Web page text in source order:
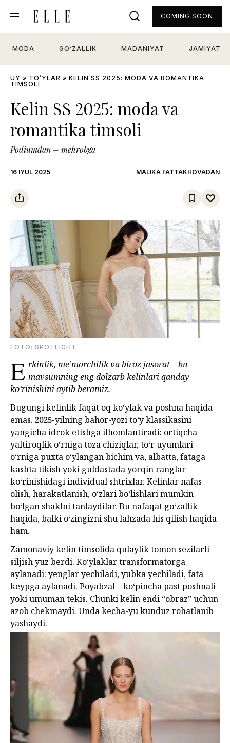
MODA GO‘ZALLIK MADANIYAT JAMIYAT
COMING SOON
UY » TO’YLAR » KELIN SS 2025: MODA VA ROMANTIKA
TIMSOLI
Kelin SS 2025: moda va
romantika timsoli
Podiumdan – mehrobga
16 IYUL 2025 MALIKA FATTAKHOVADAN
FOTО: SPOTLIGHT
E rkinlik, me’morchilik va biroz jasorat – bu
mavsumning eng dolzarb kelinlari qanday
ko‘rinishini aytib beramiz.
Bugungi kelinlik faqat oq ko‘ylak va poshna haqida
emas. 2025-yilning bahor-yozi to‘y klassikasini
yangicha idrok etishga ilhomlantiradi: ortiqcha
yaltiroqlik o‘rniga toza chiziqlar, to‘r uyumlari
o‘rniga puxta o‘ylangan bichim va, albatta, fataga
kashta tikish yoki guldastada yorqin ranglar
ko‘rinishidagi individual shtrixlar. Kelinlar nafas
olish, harakatlanish, o‘zlari bo‘lishlari mumkin
bo‘lgan shaklni tanlaydilar. Bu nafaqat go‘zallik
haqida, balki o‘zingizni shu lahzada his qilish haqida
ham.
Zamonaviy kelin timsolida qulaylik tomon sezilarli
siljish yuz berdi. Ko‘ylaklar transformatorga
aylanadi: yenglar yechiladi, yubka yechiladi, fata
keypga aylanadi. Poyabzal – ko‘pincha past poshnali
yoki umuman tekis. Chunki kelin endi “obraz” uchun
azob chekmaydi. Unda kecha-yu kunduz rohatlanib
yashaydi.